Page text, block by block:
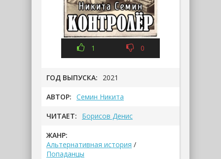
1 0
ГОД ВЫПУСКА: 2021
АВТОР: Семин Никита
ЧИТАЕТ: Борисов Денис
ЖАНР:
Альтернативная история /
Попаданцы